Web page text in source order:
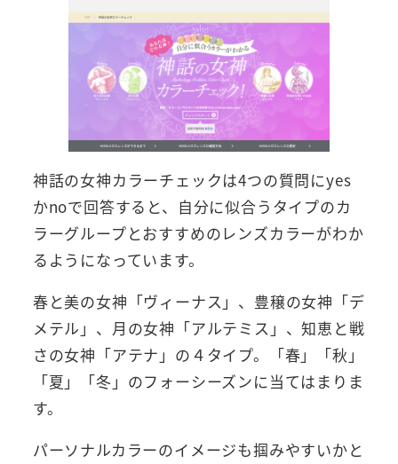
神話の女神カラーチェックは4つの質問にyes
かnoで回答すると、自分に似合うタイプのカ
ラーグループとおすすめのレンズカラーがわか
るようになっています。
春と美の女神「ヴィーナス」、豊穣の女神「デ
メテル」、月の女神「アルテミス」、知恵と戦
さの女神「アテナ」の４タイプ。「春」「秋」
「夏」「冬」のフォーシーズンに当てはまりま
す。
パーソナルカラーのイメージも掴みやすいかと